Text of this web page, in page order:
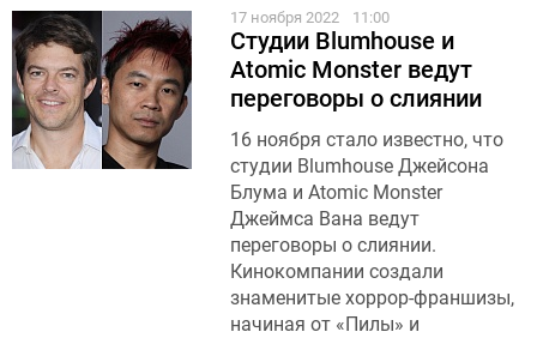
17 ноября 2022 11:00
Студии Blumhouse и
Atomic Monster ведут
переговоры о слиянии
16 ноября стало известно, что
студии Blumhouse Джейсона
Блума и Atomic Monster
Джеймса Вана ведут
переговоры о слиянии.
Кинокомпании создали
знаменитые хоррор-франшизы,
начиная от «Пилы» и